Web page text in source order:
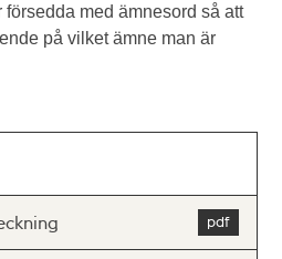
med ämnesord så att
på vilket ämne man är